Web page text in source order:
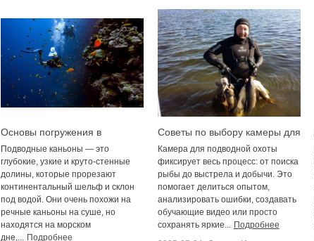
Основы погружения в
глубокие каньоны
Подводные каньоны — это
глубокие, узкие и круто-стенные
долины, которые прорезают
континентальный шельф и склон
под водой. Они очень похожи на
речные каньоны на суше, но
находятся на морском
дне,... Подробнее
Советы по выбору камеры для
подводной охоты
Камера для подводной охоты
фиксирует весь процесс: от поиска
рыбы до выстрела и добычи. Это
помогает делиться опытом,
анализировать ошибки, создавать
обучающие видео или просто
сохранять яркие... Подробнее